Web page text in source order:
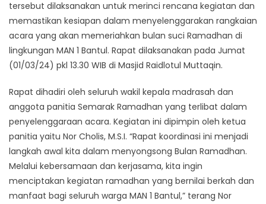
tersebut dilaksanakan untuk merinci rencana kegiatan dan
memastikan kesiapan dalam menyelenggarakan rangkaian
acara yang akan memeriahkan bulan suci Ramadhan di
lingkungan MAN 1 Bantul. Rapat dilaksanakan pada Jumat
(01/03/24) pkl 13.30 WIB di Masjid Raidlotul Muttaqin.
Rapat dihadiri oleh seluruh wakil kepala madrasah dan
anggota panitia Semarak Ramadhan yang terlibat dalam
penyelenggaraan acara. Kegiatan ini dipimpin oleh ketua
panitia yaitu Nor Cholis, M.S.I. “Rapat koordinasi ini menjadi
langkah awal kita dalam menyongsong Bulan Ramadhan.
Melalui kebersamaan dan kerjasama, kita ingin
menciptakan kegiatan ramadhan yang bernilai berkah dan
manfaat bagi seluruh warga MAN 1 Bantul,” terang Nor